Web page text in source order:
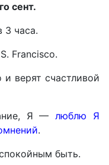
сент.
часа.
Francisco.
верят счастливой
Я —люблю Я
.
быть.